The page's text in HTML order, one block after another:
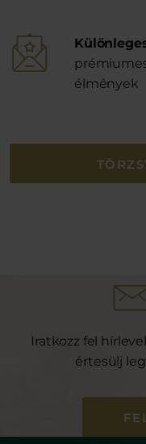
élmények
Iratkozz fel
értesülj